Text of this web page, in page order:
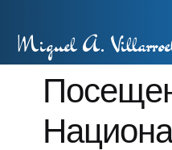
Miguel A.